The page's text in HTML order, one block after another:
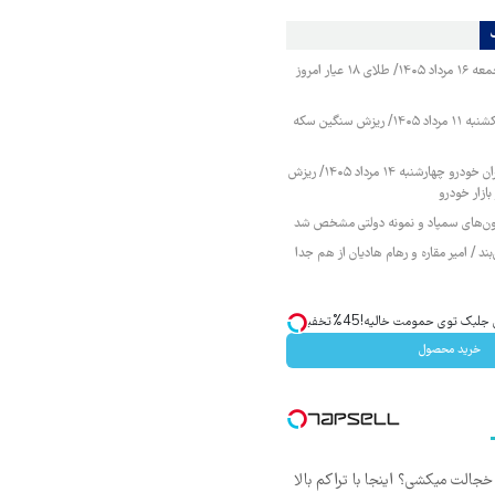
قیمت طلا و سکه جمعه ۱۶ مرداد ۱۴۰۵/ طلای ۱۸ عیار امروز
قیمت طلا و سکه یکشنبه ۱۱ مرداد ۱۴۰۵/ ریزش سنگین سکه
قیمت محصولات ایران خودرو چهارشنبه ۱۴ مرداد ۱۴۰۵/ ریزش
خودرو
سمپاد و نمونه دولتی مشخص شد
/ امیر مقاره و رهام هادیان از هم جدا
توی حمومت خالیه!45%تخفیف
خرید محصول
میکشی؟ اینجا با تراکم بالا